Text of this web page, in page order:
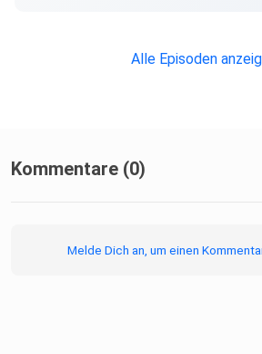
Alle Episoden
Kommentare (0)
Melde Dich an, um einen